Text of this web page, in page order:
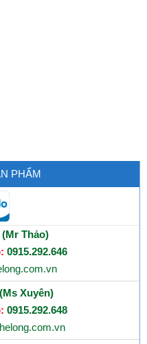
PHẨM
(Mr Thảo)
0915.292.646
(Ms Xuyên)
0915.292.648